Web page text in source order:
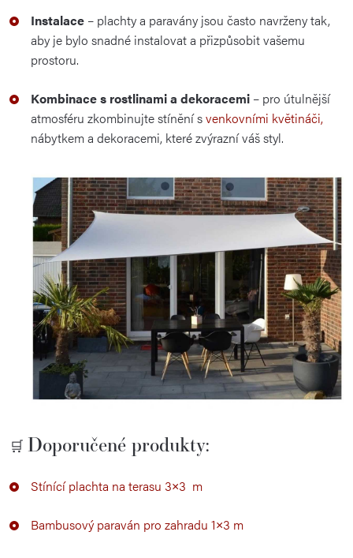
Instalace – plachty a paravány jsou často navrženy tak,
aby je bylo snadné instalovat a přizpůsobit vašemu
prostoru.
Kombinace s rostlinami a dekoracemi – pro útulnější
atmosféru zkombinujte stínění svenkovními květináči,
nábytkem a dekoracemi, které zvýrazní váš styl.
🛒 Doporučené produkty:
Stínící plachta na terasu 3×3 m
Bambusový paraván pro zahradu 1×3 m